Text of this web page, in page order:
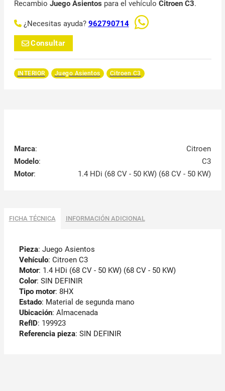
Recambio Juego Asientos para el vehículo Citroen C3.
¿Necesitas ayuda? 962790714
Consultar
INTERIOR Juego Asientos Citroen C3
Marca:
Citroen
Modelo:
C3
Motor: 1.4 HDi (68 CV - 50 KW) (68 CV - 50 KW)
FICHA TÉCNICA INFORMACIÓN ADICIONAL
Pieza: Juego Asientos
Vehículo: Citroen C3
Motor: 1.4 HDi (68 CV - 50 KW) (68 CV - 50 KW)
Color: SIN DEFINIR
Tipo motor: 8HX
Estado: Material de segunda mano
Ubicación: Almacenada
RefID: 199923
Referencia pieza: SIN DEFINIR